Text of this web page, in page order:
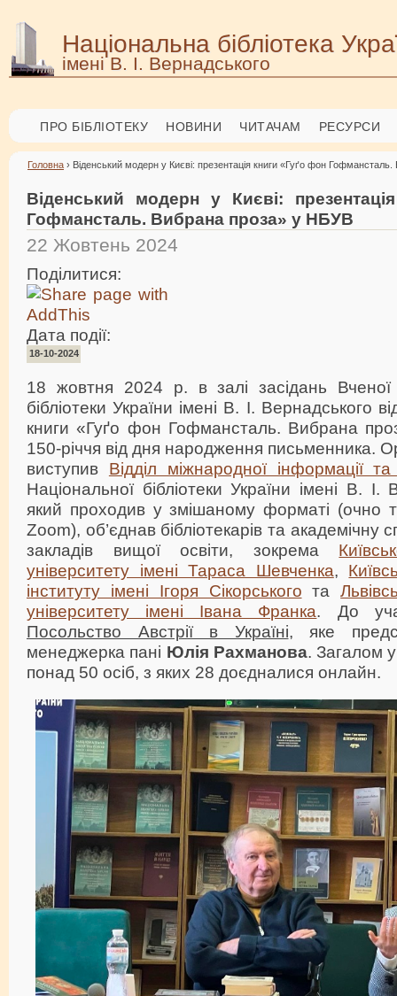
Національна бібліотека
імені В. І. Вернадського
ПРО БІБЛІОТЕКУ НОВИНИ ЧИТАЧАМ РЕСУРСИ
Головна › Віденський модерн у Києві: презентація книги «Гуґо фон
Віденський модерн у Києві:
Гофмансталь. Вибрана проза» у НБУВ
22 Жовтень 2024
Поділитися:
Дата події:
18-10-2024
18 жовтня 2024 р. в залі засідань Вченої
бібліотеки України імені В. І. Вернадського
книги «Гуґо фон Гофмансталь. Вибрана
150-річчя від дня народження письменника.
виступив Відділ міжнародної інформації та
Національної бібліотеки України імені В. І.
який проходив у змішаному форматі (очно
Zoom), об’єднав бібліотекарів та академічну
закладів вищої освіти, зокрема
університету імені Тараса Шевченка,
інституту імені Ігоря Сікорського та
університету імені Івана Франка. До
Посольство Австрії в Україні, яке
менеджерка пані Юлія Рахманова. Загалом
понад 50 осіб, з яких 28 доєдналися онлайн.